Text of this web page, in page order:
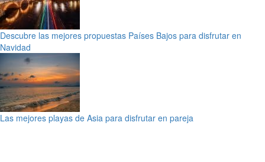
Descubre las mejores propuestas Países Bajos para disfrutar en
Navidad
Las mejores playas de Asia para disfrutar en pareja